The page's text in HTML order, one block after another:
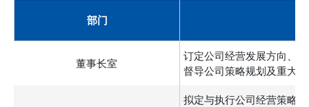
部门
董事长室
订定公司经营发展方向、
督导公司策略规划及重大
拟定与执行公司经营策略